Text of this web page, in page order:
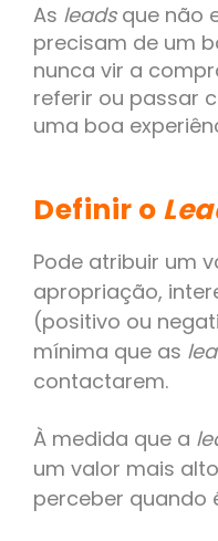
As leadsque não
precisam de um
nunca vir a
referir ou passar
uma boa
Definir o
Pode atribuir um
apropriação,
(positivo ou
mínima que as
contactarem.
À medida que a
um valor mais
perceber quando